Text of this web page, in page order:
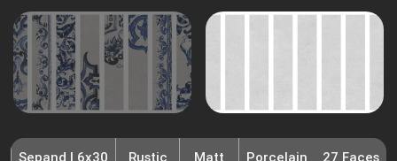
27 Faces
Porcelain
Matt
Rustic
Sepand | 6x30